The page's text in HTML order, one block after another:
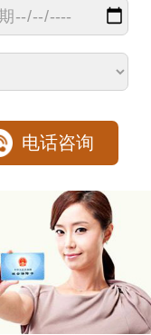
电话咨询